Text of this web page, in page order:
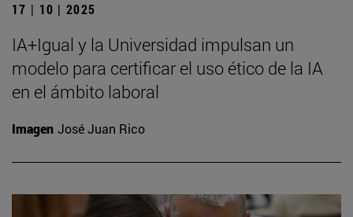
17 | 10 | 2025
IA+Igual y la Universidad impulsan un
modelo para certificar el uso ético de la IA
en el ámbito laboral
Imagen José Juan Rico